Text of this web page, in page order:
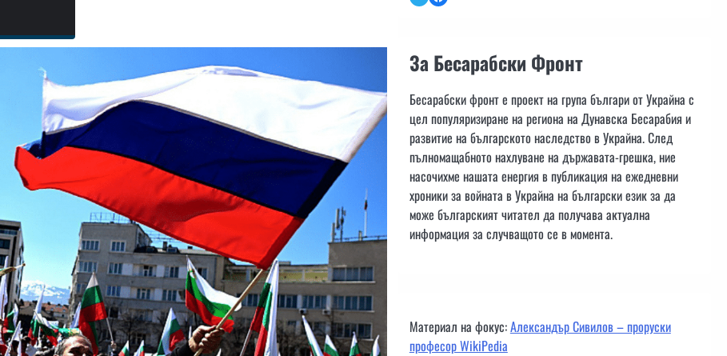
За Бесарабски Фронт
Бесарабски фронт е проект на група българи от Украйна с
цел популяризиране на региона на Дунавска Бесарабия и
развитие на българското наследство в Украйна. След
пълномащабното нахлуване на държавата-грешка, ние
насочихме нашата енергия в публикация на ежедневни
хроники за войната в Украйна на български език за да
може българският читател да получава актуална
информация за случващото се в момента.
Материал на фокус:Александър Сивилов – проруски
професор WikiPedia